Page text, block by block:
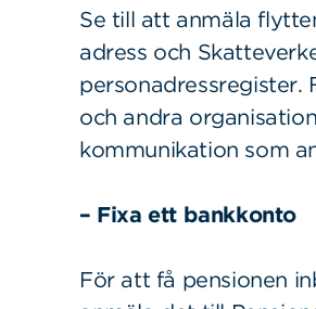
Se till att anmäla
adress och
personadressregister.
och andra
kommunikation som
– Fixa ett bankkonto
För att få pensionen